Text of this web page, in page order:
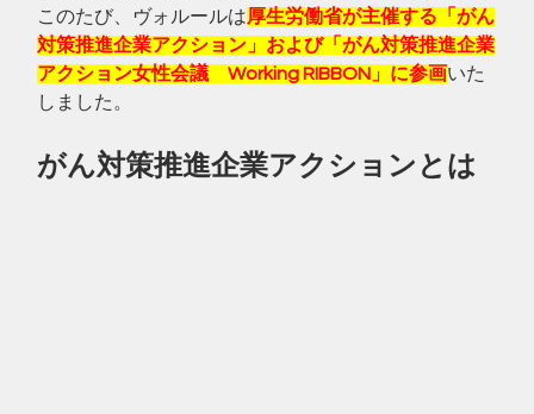
このたび、ヴォルールは厚生労働省が主催する「がん
対策推進企業アクション」および「がん対策推進企業
アクション女性会議　Working RIBBON」に参画いた
しました。
がん対策推進企業アクションとは